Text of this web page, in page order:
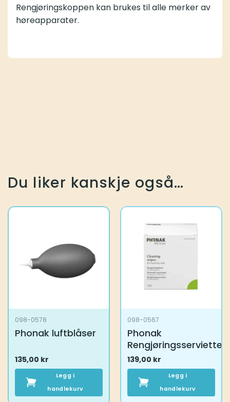
Rengjøringskoppen kan brukes til alle merker av
høreapparater.
Du liker kanskje også…
098-0578
Phonak luftblåser
135,00 kr
Legg i
handlekurv
098-0567
Phonak
Rengjøringsservietter
139,00 kr
Legg i
handlekurv